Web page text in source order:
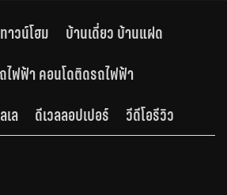
ทาวน์โฮม
บ้านเดี่ยว บ้านแฝด
ไฟฟ้า คอนโดติดรถไฟฟ้า
เล
ดีเวลลอปเปอร์ วีดีโอรีวิว